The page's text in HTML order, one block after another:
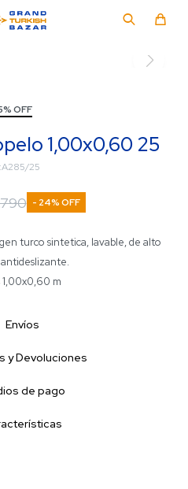
OFF
1,00x0,60 25
A285/25
24
turco sintetica, lavable, de alto
1,00x0,60 m
Envíos
y Devoluciones
de pago